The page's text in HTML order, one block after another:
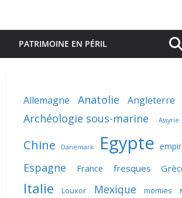
PATRIMOINE EN PÉRIL
Allemagne Anatolie Angleterre
Archéologie sous-marine Assyrie
Chine Danemark Egypte
Espagne France fresques
Italie Louxor Mexique momies